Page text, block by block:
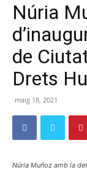
Núria
de
Drets
maig 18, 2021
Núria Muñoz amb la